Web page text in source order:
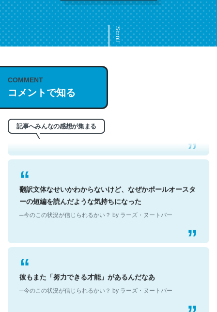
Scroll
COMMENT
コメントで知る
記事へみんなの感想が集まる
これは名文。彼はとてもクレバーなんだろうなと凄く思
う。英語少しでも読める人は原文もお勧め。自分はこの流
れ好き。Let’s Fucking Go. Then Covid hit. Shit.
─今のこの状況が信じられるかい？ by ラーズ・ヌートバー
翻訳文体なせいかわからないけど、なぜかポールオースタ
ーの短編を読んだような気持ちになった
彼もまた「努力できる才能」があるんだなあ